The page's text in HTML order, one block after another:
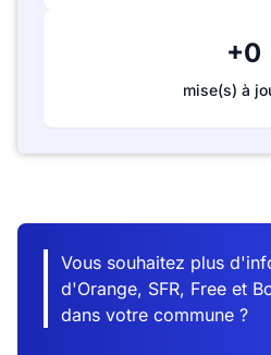
+0
mise(s) à
Vous souhaitez plus
d'Orange, SFR, Free et
dans votre commune ?